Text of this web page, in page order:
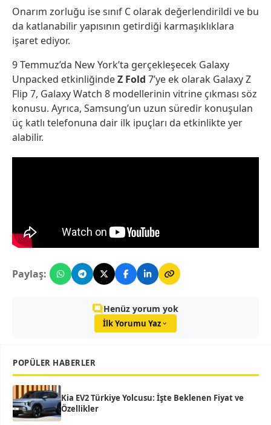
Onarım zorluğu ise sınıf C olarak değerlendirildi ve bu
da katlanabilir yapısının getirdiği karmaşıklıklara
işaret ediyor.
9 Temmuz’da New York’ta gerçekleşecek Galaxy
Unpacked etkinliğindeZ Fold 7’ye ek olarak Galaxy Z
Flip 7, Galaxy Watch 8 modellerinin vitrine çıkması söz
konusu. Ayrıca, Samsung’un uzun süredir konuşulan
üç katlı telefonuna dair ilk ipuçları da etkinlikte yer
alabilir.
Paylaş:
Henüz yorum yok
İlk Yorumu Yaz
POPÜLER HABERLER
Kia EV2 Türkiye Yolcusu: İşte Beklenen Fiyat ve
Özellikler